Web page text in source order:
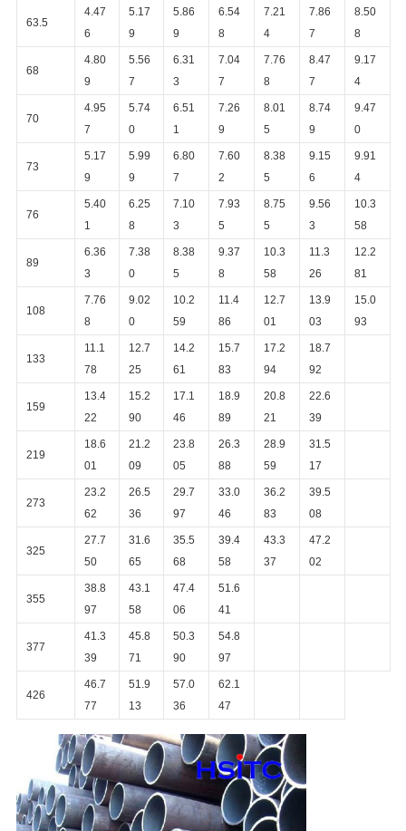
バ
シ
ー
ポ
リ
シ
ー
63.5
4.47
6
5.17
9
5.86
9
6.54
8
7.21
4
7.86
7
8.50
8
68
4.80
9
5.56
7
6.31
3
7.04
7
7.76
8
8.47
7
9.17
4
70
4.95
7
5.74
0
6.51
1
7.26
9
8.01
5
8.74
9
9.47
0
73
5.17
9
5.99
9
6.80
7
7.60
2
8.38
5
9.15
6
9.91
4
76
5.40
1
6.25
8
7.10
3
7.93
5
8.75
5
9.56
3
10.3
58
89
6.36
3
7.38
0
8.38
5
9.37
8
10.3
58
11.3
26
12.2
81
108
7.76
8
9.02
0
10.2
59
11.4
86
12.7
01
13.9
03
15.0
93
133
11.1
78
12.7
25
14.2
61
15.7
83
17.2
94
18.7
92
159
13.4
22
15.2
90
17.1
46
18.9
89
20.8
21
22.6
39
219
18.6
01
21.2
09
23.8
05
26.3
88
28.9
59
31.5
17
273
23.2
62
26.5
36
29.7
97
33.0
46
36.2
83
39.5
08
325
27.7
50
31.6
65
35.5
68
39.4
58
43.3
37
47.2
02
355
38.8
97
43.1
58
47.4
06
51.6
41
377
41.3
39
45.8
71
50.3
90
54.8
97
426
46.7
77
51.9
13
57.0
36
62.1
47